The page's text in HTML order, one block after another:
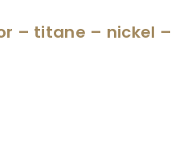
– titane – nickel –